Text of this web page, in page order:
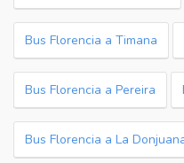
Bus Florencia a Timana
Bus Florencia a Pereira
Bus Florencia a La